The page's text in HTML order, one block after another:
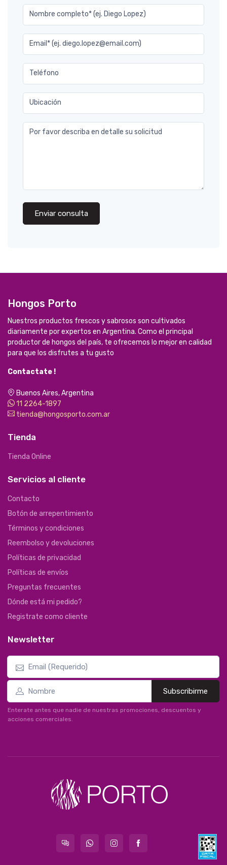
Nombre completo* (ej. Diego Lopez)
Email* (ej. diego.lopez@email.com)
Teléfono
Ubicación
Por favor describa en detalle su solicitud
Enviar consulta
Hongos Porto
Nuestros productos frescos y sabrosos son cultivados
diariamente por expertos en Argentina. Como el principal
productor de hongos del país, te ofrecemos lo mejor en calidad
para que los disfrutes a tu gusto
Contactate !
Buenos Aires, Argentina
11 2264-1897
tienda@hongosporto.com.ar
Tienda
Tienda Online
Servicios al cliente
Contacto
Botón de arrepentimiento
Términos y condiciones
Reembolso y devoluciones
Políticas de privacidad
Políticas de envíos
Preguntas frecuentes
Dónde está mi pedido?
Registrate como cliente
Newsletter
Subscribirme
Enterate antes que nadie de nuestras promociones, descuentos y
acciones comerciales.